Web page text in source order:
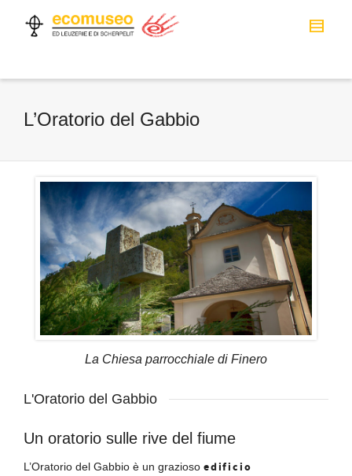
L’Oratorio del Gabbio
La Chiesa parrocchiale di Finero
L'Oratorio del Gabbio
Un oratorio sulle rive del fiume
L’Oratorio del Gabbio è un grazioso edificio